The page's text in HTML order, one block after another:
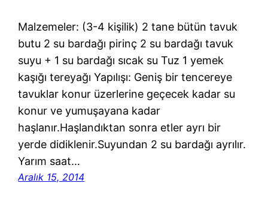
Malzemeler: (3-4 kişilik) 2 tane bütün tavuk
butu 2 su bardağı pirinç 2 su bardağı tavuk
suyu + 1 su bardağı sıcak su Tuz 1 yemek
kaşığı tereyağı Yapılışı: Geniş bir tencereye
tavuklar konur üzerlerine geçecek kadar su
konur ve yumuşayana kadar
haşlanır.Haşlandıktan sonra etler ayrı bir
yerde didiklenir.Suyundan 2 su bardağı ayrılır.
Yarım saat…
Aralık 15, 2014